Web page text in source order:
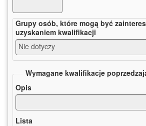
Grupy osób, które mogą być
uzyskaniem kwalifikacji
Nie dotyczy
Wymagane kwalifikacje
Opis
Lista